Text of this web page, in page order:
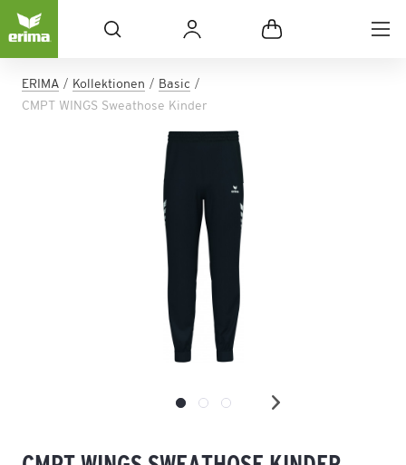
ERIMA Kollektionen
Basic
CMPT WINGS Sweathose Kinder